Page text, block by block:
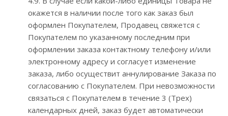
окажется в наличии после того как заказ был
оформлен Покупателем, Продавец свяжется с
Покупателем по указанному последним при
оформлении заказа контактному телефону и/или
электронному адресу и согласует изменение
заказа, либо осуществит аннулирование Заказа по
согласованию с Покупателем. При невозможности
связаться с Покупателем в течение 3 (Трех)
календарных дней, заказ будет автоматически